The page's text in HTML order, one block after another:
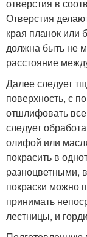
отверстия в
Отверстия
края планок или
должна быть не
расстояние
Далее следует
поверхность, с
отшлифовать
следует
олифой или
покрасить в
разноцветными,
покраски можно
принимать
лестницы, и